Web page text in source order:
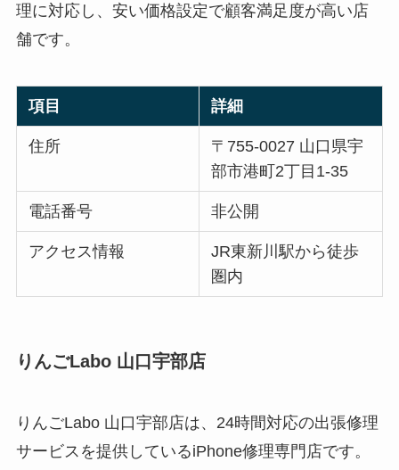
理に対応し、安い価格設定で顧客満足度が高い店
舗です。
項目 詳細
住所
〒755-0027 山口県宇
部市港町2丁目1-35
電話番号 非公開
アクセス情報
JR東新川駅から徒歩
圏内
りんごLabo 山口宇部店
りんごLabo 山口宇部店は、24時間対応の出張修理
サービスを提供しているiPhone修理専門店です。